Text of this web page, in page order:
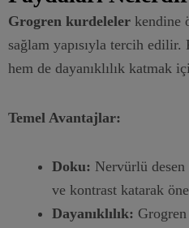
Grogren kurdeleler kendine
sağlam yapısıyla tercih
hem de dayanıklılık katmak
Temel Avantajlar:
Doku: Nervürlü
ve kontrast katarak öne
Dayanıklılık: